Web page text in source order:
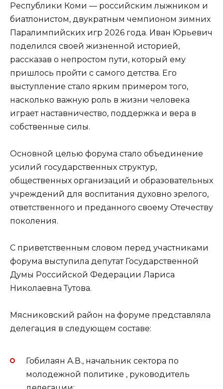
Республики Коми — российским лыжником и
биатлонистом, двукратным чемпионом зимних
Паралимпийских игр 2026 года. Иван Юрьевич
поделился своей жизненной историей,
рассказав о непростом пути, который ему
пришлось пройти с самого детства. Его
выступление стало ярким примером того,
насколько важную роль в жизни человека
играет наставничество, поддержка и вера в
собственные силы.
Основной целью форума стало объединение
усилий государственных структур,
общественных организаций и образовательных
учреждений для воспитания духовно зрелого,
ответственного и преданного своему Отечеству
поколения.
С приветственным словом перед участниками
форума выступила депутат Государственной
Думы Российской Федерации Лариса
Николаевна Тутова.
Мясниковский район на форуме представляла
делегация в следующем составе:
Гобилаян А.В., начальник сектора по
молодежной политике , руководитель